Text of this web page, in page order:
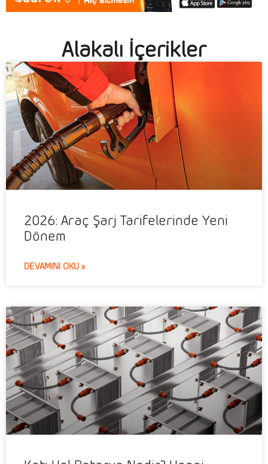
Alakalı İçerikler
2026: Araç Şarj Tarifelerinde Yeni
Dönem
DEVAMINI OKU »